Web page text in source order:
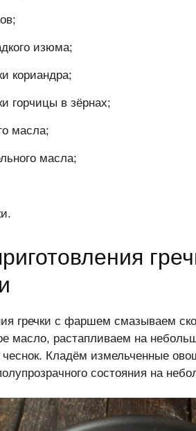
изюма;
кориандра;
горчицы в зёрнах;
масла;
масла;
гречки с фаршем смазываем
масло, растапливаем на
Кладём измельченные
состояния на